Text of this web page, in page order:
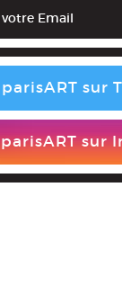
parisART sur
parisART sur